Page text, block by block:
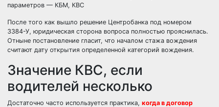
параметров — КБМ, КВС
После того как вышло решение Центробанка под номером
3384-У, юридическая сторона вопроса полностью прояснилась.
Отныне постановление гласит, что началом стажа вождения
считают дату открытия определенной категорий вождения.
Значение КВС, если
водителей несколько
Достаточно часто используется практика, когда в договор